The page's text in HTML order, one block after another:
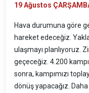
19Ağustos
Hava durumuna göre
hareket edeceğiz.
ulaşmayı planlıyoruz.
geçeceğiz. 4.200
sonra, kampımızı
dönüş yapacağız.